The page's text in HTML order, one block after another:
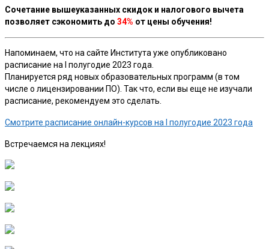
Сочетание вышеуказанных скидок и налогового вычета
позволяет сэкономить до 34% от цены обучения!
Напоминаем, что на сайте Института уже опубликовано
расписание на I полугодие 2023 года.
Планируется ряд новых образовательных программ (в том
числе о лицензировании ПО). Так что, если вы еще не изучали
расписание, рекомендуем это сделать.
Смотрите расписание онлайн-курсов на I полугодие 2023 года
Встречаемся на лекциях!